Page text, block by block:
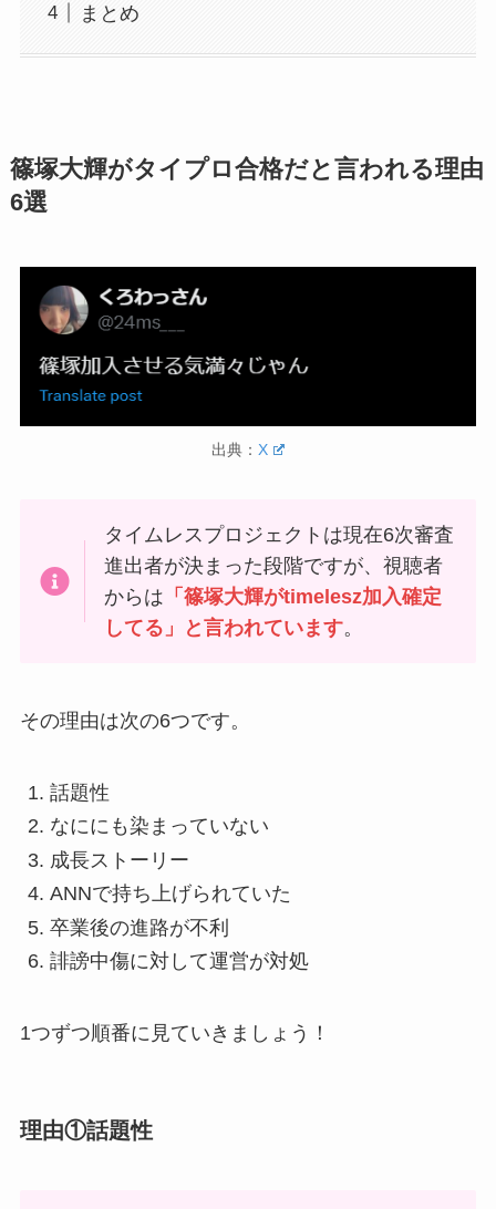
まとめ
篠塚大輝がタイプロ合格だと言われる理由
6選
出典： X
タイムレスプロジェクトは現在6次審査
進出者が決まった段階ですが、視聴者
からは 「篠塚大輝がtimelesz加入確定
してる」と言われています。
その理由は次の6つです。
話題性
なににも染まっていない
成長ストーリー
ANNで持ち上げられていた
卒業後の進路が不利
誹謗中傷に対して運営が対処
1つずつ順番に見ていきましょう！
理由①話題性